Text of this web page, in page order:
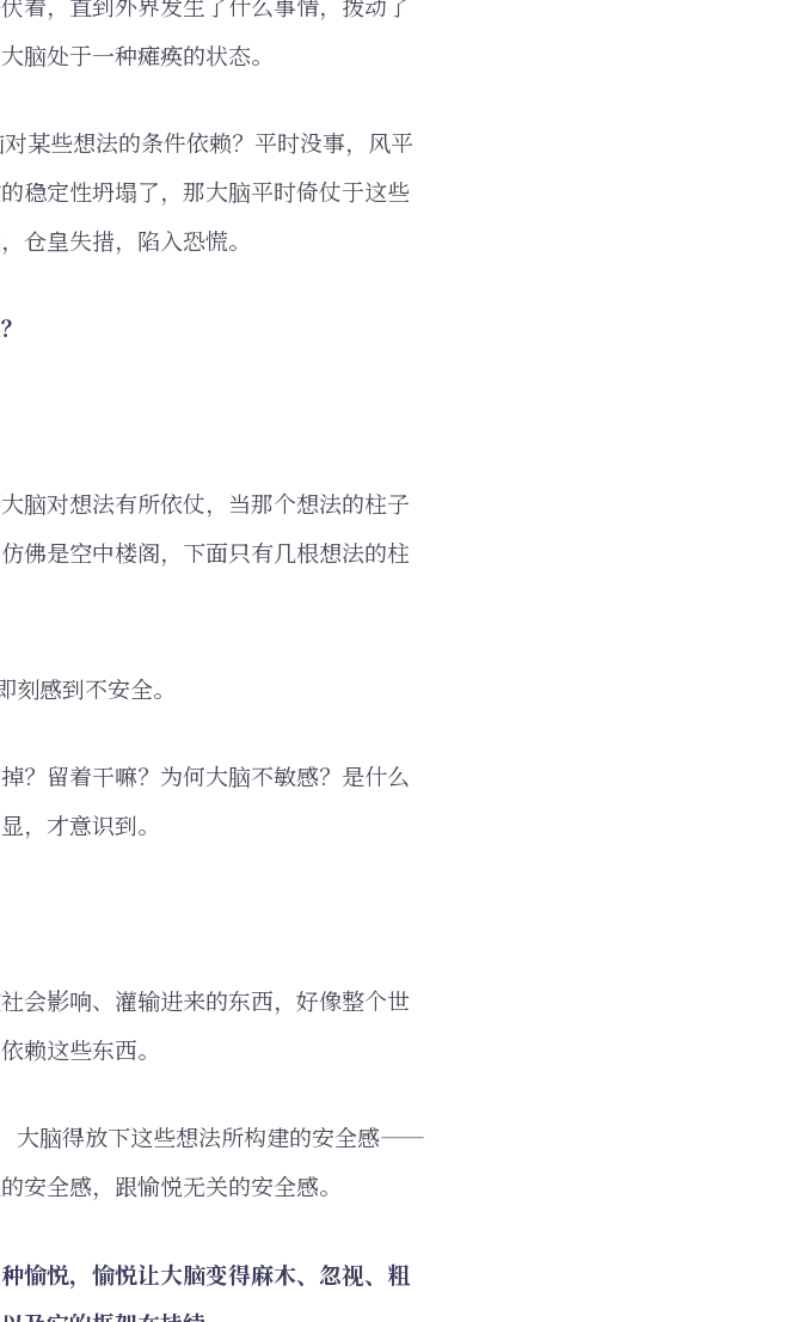
脑处于一种瘫痪的状态。
某些想法的条件依赖？平时没事，风平
稳定性坍塌了，那大脑平时倚仗于这些
仓皇失措，陷入恐慌。
脑对想法有所依仗，当那个想法的柱子
佛是空中楼阁，下面只有几根想法的柱
感到不安全。
？留着干嘛？为何大脑不敏感？是什么
，才意识到。
会影响、灌输进来的东西，好像整个世
赖这些东西。
大脑得放下这些想法所构建的安全感——
安全感，跟愉悦无关的安全感。
愉悦，愉悦让大脑变得麻木、忽视、粗